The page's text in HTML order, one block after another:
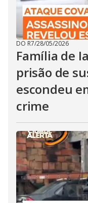
DO R7/28/05/2026
Família de
prisão de
escondeu
crime